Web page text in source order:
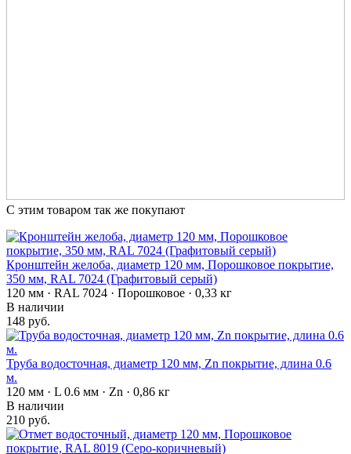
С этим товаром так же покупают
Кронштейн желоба, диаметр 120 мм, Порошковое покрытие,
350 мм, RAL 7024 (Графитовый серый)
120 мм · RAL 7024 · Порошковое · 0,33 кг
В наличии
148 руб.
Труба водосточная, диаметр 120 мм, Zn покрытие, длина 0.6
м.
120 мм · L 0.6 мм · Zn · 0,86 кг
В наличии
210 руб.